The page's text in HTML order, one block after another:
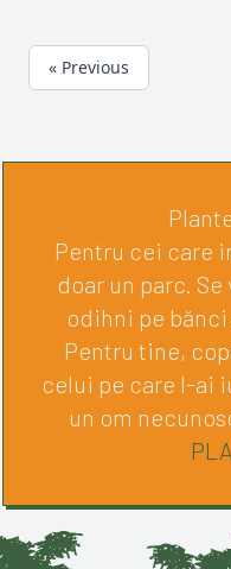
« Previous
Pentru cei care
doar un parc.
odihni pe
Pentru tine,
celui pe care l-ai
un om